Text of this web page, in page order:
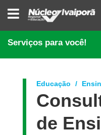
NÚCLEO
REGIONAL
EDUCAÇÃO
DE
IVAIPORÃ
Serviços para você!
Educação
de